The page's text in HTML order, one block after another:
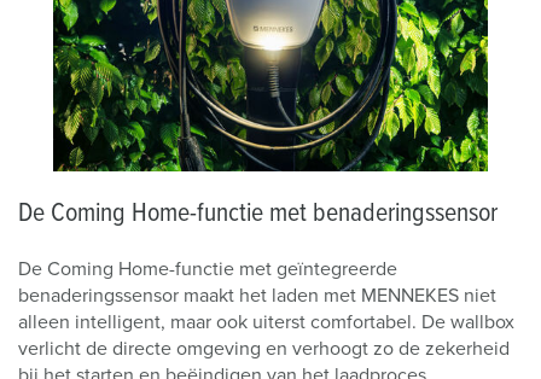
De Coming Home-functie met benaderingssensor
De Coming Home-functie met geïntegreerde
benaderingssensor maakt het laden met MENNEKES niet
alleen intelligent, maar ook uiterst comfortabel. De wallbox
verlicht de directe omgeving en verhoogt zo de zekerheid